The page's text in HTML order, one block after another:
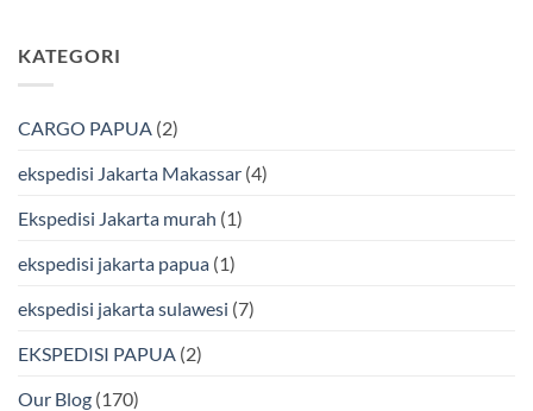
Bmp
Cargo
Laut
Bersama
&
pada
Ekspedisi
Laut
BMP
KATEGORI
CARGO PAPUA (2)
ekspedisi Jakarta Makassar (4)
Ekspedisi Jakarta murah (1)
ekspedisi jakarta papua (1)
ekspedisi jakarta sulawesi (7)
EKSPEDISI PAPUA (2)
Our Blog (170)